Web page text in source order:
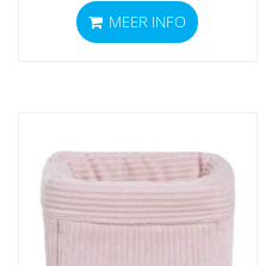
MEER INFO